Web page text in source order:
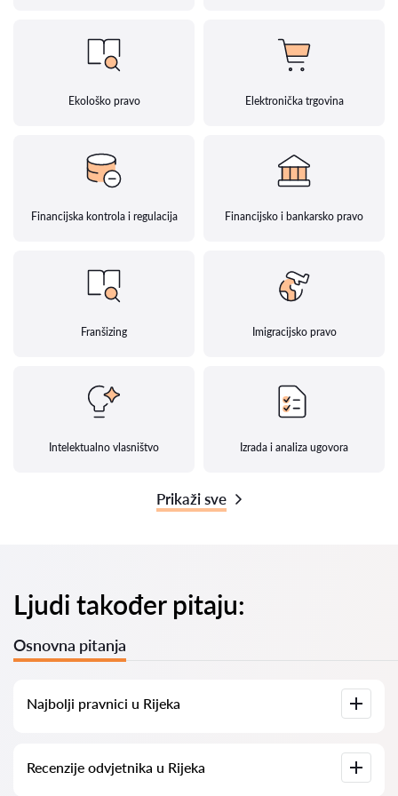
Ekološko pravo Elektronička trgovina
Financijska kontrola i regulacija Financijsko i bankarsko pravo
Franšizing Imigracijsko pravo
Intelektualno vlasništvo Izrada i analiza ugovora
Prikaži sve
Ljudi također pitaju:
Osnovna pitanja
Najbolji pravnici u Rijeka
informacijama. Cijene, recenzije, telefonski brojevi i adrese.
Recenzije odvjetnika u Rijeka